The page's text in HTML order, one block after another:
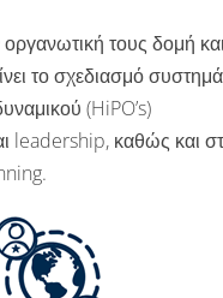
οργανωτική τους δομή
το σχεδιασμό
(HiPO’s)
leadership, καθώς και